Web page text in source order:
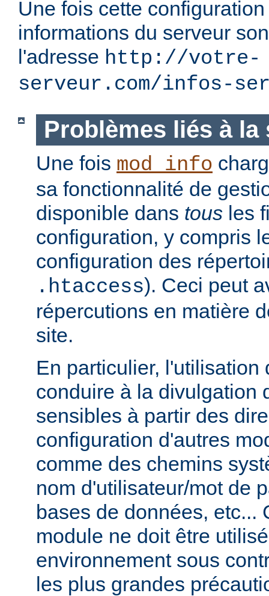
Une fois cette
informations du serveur
l'adresse http://votre-
serveur.com/infos-
Problèmes liés à la
Une fois mod_info
sa fonctionnalité de
disponible dans tous les
configuration, y compris
configuration des
.htaccess). Ceci peut
répercutions en matière
site.
En particulier, l'utilisation
conduire à la divulgation
sensibles à partir des
configuration d'autres
comme des chemins
nom d'utilisateur/mot de
bases de données, etc...
module ne doit être
environnement sous
les plus grandes